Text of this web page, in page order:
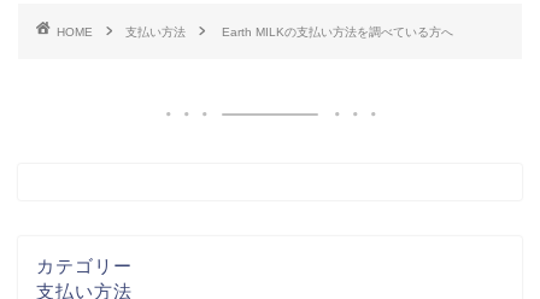
HOME 支払い方法 Earth MILKの支払い方法を調べている方へ
カテゴリー
支払い方法